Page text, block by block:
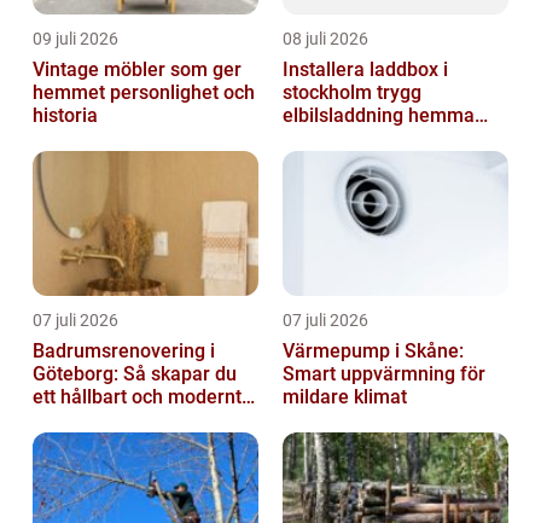
09 juli 2026
Vintage möbler som ger
hemmet personlighet och
historia
08 juli 2026
Installera laddbox i
stockholm trygg
elbilsladdning hemma
07 juli 2026
Badrumsrenovering i
Göteborg: Så skapar du
ett hållbart och modernt
07 juli 2026
Värmepump i Skåne:
Smart uppvärmning för
mildare klimat